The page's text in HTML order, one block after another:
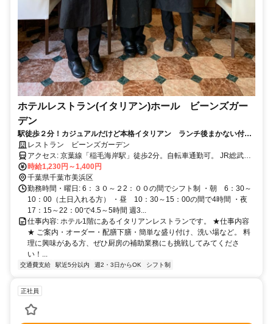
ホテルレストラン(イタリアン)ホール ビーンズガー
デン
駅徒歩２分！カジュアルだけど本格イタリアン ランチ後まかない付
未経験者大歓迎！2週毎の希望シフトで融通◎
レストラン ビーンズガーデン
アクセス: 京葉線「稲毛海岸駅」徒歩2分。自転車通勤可。 JR総武線
ご利用の方は、稲毛駅からのバス（約15分）が便利です。
時給1,230円～1,400円
千葉県千葉市美浜区
勤務時間・曜日: 6：３０～２2：００の間でシフト制 ・朝 6：30～
10：00（土日入れる方） ・昼 10：30～15：00の間で4時間 ・夜
17：15～22：00で4.5～5時間 週3...
仕事内容: ホテル1階にあるイタリアンレストランです。 ★仕事内容
★ ご案内・オーダー・配膳下膳・簡単な盛り付け、洗い場など。 料
理に興味がある方、ぜひ厨房の補助業務にも挑戦してみてくださ
い！...
交通費支給 駅近5分以内 週2・3日からOK シフト制
正社員